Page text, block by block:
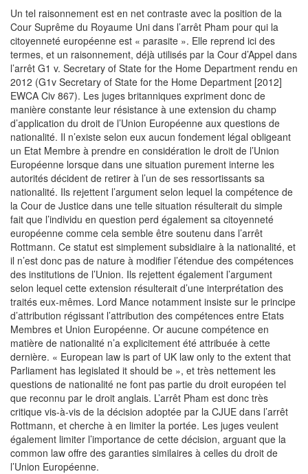
Un tel raisonnement est en net contraste avec la position de la
Cour Suprême du Royaume Uni dans l’arrêt Pham pour qui la
citoyenneté européenne est « parasite ». Elle reprend ici des
termes, et un raisonnement, déjà utilisés par la Cour d’Appel dans
l’arrêt G1 v. Secretary of State for the Home Department rendu en
2012 (G1v Secretary of State for the Home Department [2012]
EWCA Civ 867). Les juges britanniques expriment donc de
manière constante leur résistance à une extension du champ
d’application du droit de l’Union Européenne aux questions de
nationalité. Il n’existe selon eux aucun fondement légal obligeant
un Etat Membre à prendre en considération le droit de l’Union
Européenne lorsque dans une situation purement interne les
autorités décident de retirer à l’un de ses ressortissants sa
nationalité. Ils rejettent l’argument selon lequel la compétence de
la Cour de Justice dans une telle situation résulterait du simple
fait que l’individu en question perd également sa citoyenneté
européenne comme cela semble être soutenu dans l’arrêt
Rottmann. Ce statut est simplement subsidiaire à la nationalité, et
il n’est donc pas de nature à modifier l’étendue des compétences
des institutions de l’Union. Ils rejettent également l’argument
selon lequel cette extension résulterait d’une interprétation des
traités eux-mêmes. Lord Mance notamment insiste sur le principe
d’attribution régissant l’attribution des compétences entre Etats
Membres et Union Européenne. Or aucune compétence en
matière de nationalité n’a explicitement été attribuée à cette
dernière. « European law is part of UK law only to the extent that
Parliament has legislated it should be », et très nettement les
questions de nationalité ne font pas partie du droit européen tel
que reconnu par le droit anglais. L’arrêt Pham est donc très
critique vis-à-vis de la décision adoptée par la CJUE dans l’arrêt
Rottmann, et cherche à en limiter la portée. Les juges veulent
également limiter l’importance de cette décision, arguant que la
common law offre des garanties similaires à celles du droit de
l’Union Européenne.